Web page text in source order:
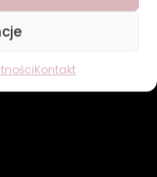
Kontakt